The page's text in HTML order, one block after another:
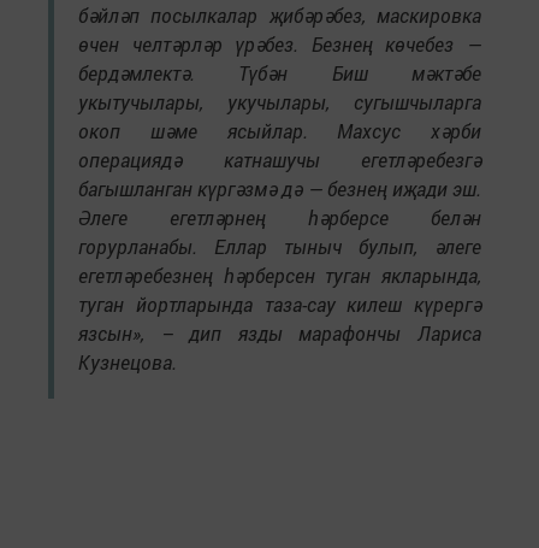
бәйләп посылкалар җибәрәбез, маскировка
өчен челтәрләр үрәбез. Безнең көчебез —
бердәмлектә. Түбән Биш мәктәбе
укытучылары, укучылары, сугышчыларга
окоп шәме ясыйлар. Махсус хәрби
операциядә катнашучы егетләребезгә
багышланган күргәзмә дә — безнең иҗади эш.
Әлеге егетләрнең һәрберсе белән
горурланабы. Еллар тыныч булып, әлеге
егетләребезнең һәрберсен туган якларында,
туган йортларында таза-сау килеш күрергә
язсын», – дип язды марафончы Лариса
Кузнецова.